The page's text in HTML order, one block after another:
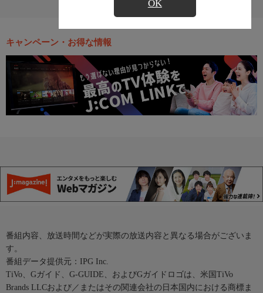
OK
キャンペーン・お得な情報
番組内容、放送時間などが実際の放送内容と異なる場合がございま
す。
番組データ提供元：IPG Inc.
TiVo、Gガイド、G-GUIDE、およびGガイドロゴは、米国TiVo
Brands LLCおよび／またはその関連会社の日本国内における商標ま